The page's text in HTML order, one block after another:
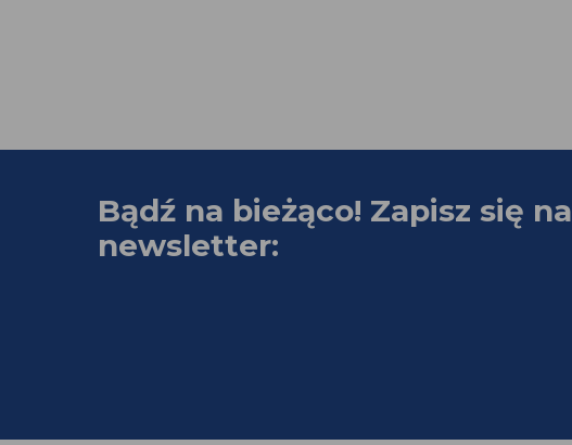
Bądź na bieżąco! Zapisz się na
newsletter: